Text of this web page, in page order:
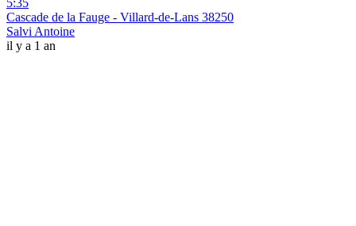
5:35
Cascade de la Fauge - Villard-de-Lans 38250
Salvi Antoine
il y a 1 an